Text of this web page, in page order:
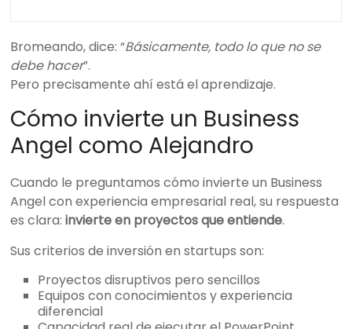
Bromeando, dice: “Básicamente, todo lo que no se
debe hacer”.
Pero precisamente ahí está el aprendizaje.
Cómo invierte un Business
Angel como Alejandro
Cuando le preguntamos cómo invierte un Business
Angel con experiencia empresarial real, su respuesta
es clara:invierte en proyectos que entiende.
Sus criterios de inversión en startups son:
Proyectos disruptivos pero sencillos
Equipos con conocimientos y experiencia
diferencial